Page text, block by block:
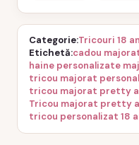
Categorie Tricouri 18
Etichetă cadou
haine personalizate
tricou majorat
tricou majorat pretty
Tricou majorat pretty
tricou personalizat 18